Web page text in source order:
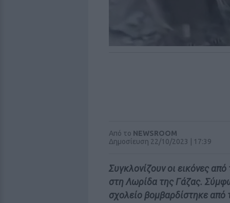
Από το NEWSROOM
Δημοσίευση 22/10/2023 | 17:39
Συγκλονίζουν οι εικόνες
στη Λωρίδα της Γάζας.
σχολείο βομβαρδίστηκε από